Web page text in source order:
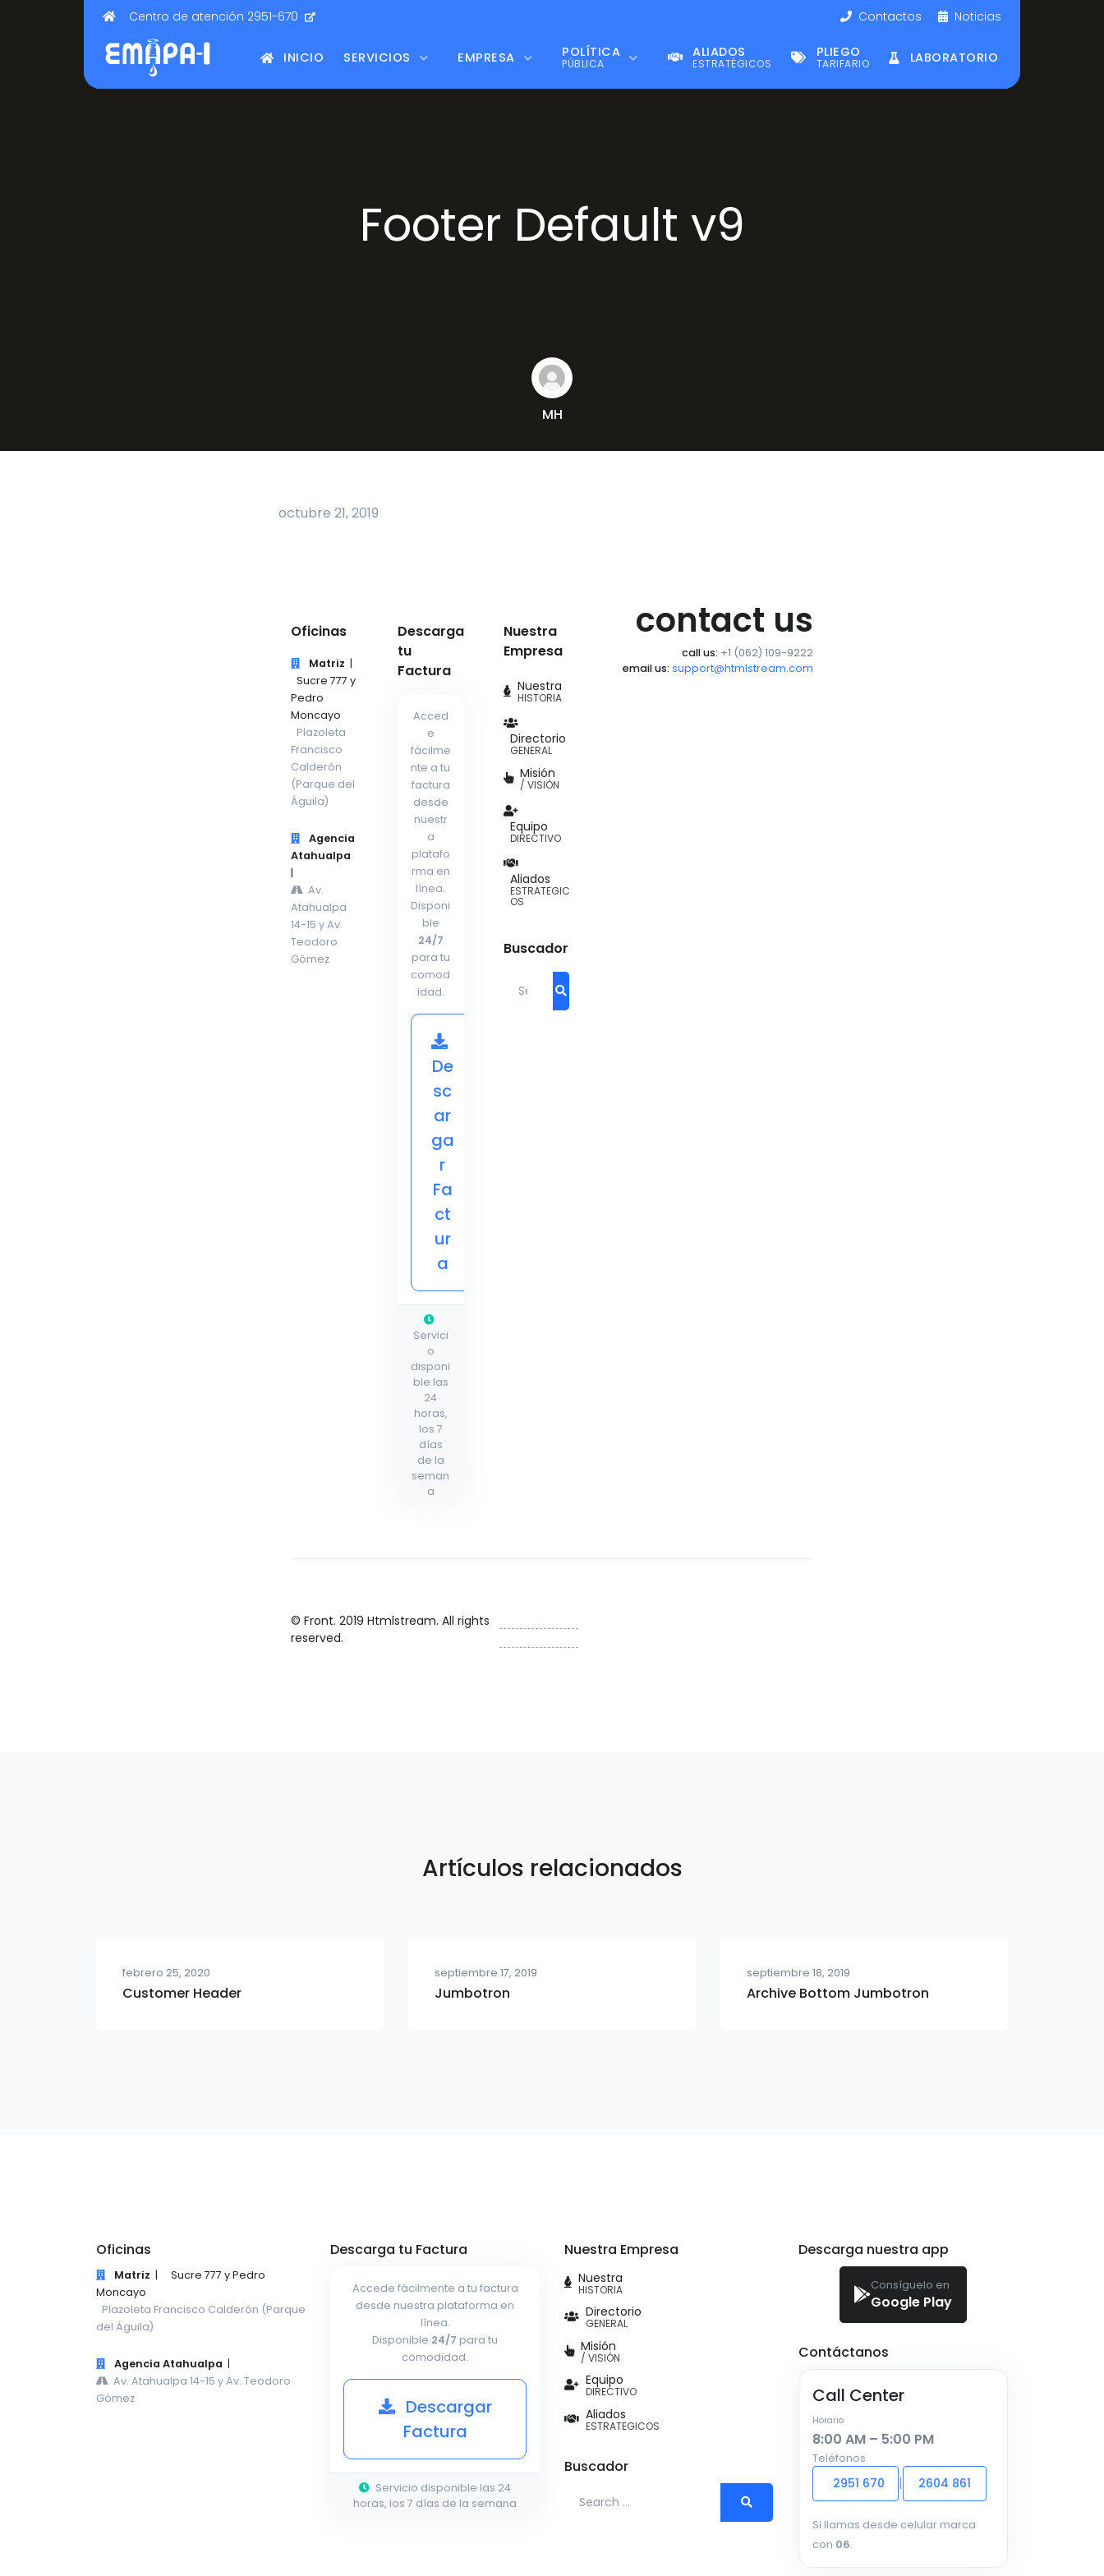
Centro de atención 2951-670 Contactos Noticias
INICIO SERVICIOS EMPRESA POLÍTICA
PÚBLICA
ALIADOS
ESTRATÉGICOS
PLIEGO
TARIFARIO LABORATORIO
Footer Default v9
MH
octubre 21, 2019
Oficinas
Matriz |
Sucre 777 y
Pedro
Moncayo
Plazoleta
Francisco
Calderón
(Parque del
Águila)
Agencia
Atahualpa
|
Av.
Atahualpa
14-15 y Av.
Teodoro
Gómez
Descarga
tu
Factura
Acced
e
fácilme
nte a tu
factura
desde
nuestr
a
platafo
rma en
línea.
Disponi
ble
24/7
para tu
comod
idad.
De
sc
ar
ga
r
Fa
ct
ur
a
Servici
o
disponi
ble las
24
horas,
los 7
días
de la
seman
a
Nuestra
Empresa
Nuestra
HISTORIA
Directorio
GENERAL
Misión
/ VISIÓN
Equipo
DIRECTIVO
Aliados
ESTRATEGIC
OS
Buscador
Search for:
contact us
call us: +1 (062) 109-9222
email us: support@htmlstream.com
© Front. 2019 Htmlstream. All rights
reserved.
Artículos relacionados
febrero 25, 2020
Customer Header
septiembre 17, 2019
Jumbotron
septiembre 18, 2019
Archive Bottom Jumbotron
Oficinas
Matriz |
Sucre 777 y Pedro
Moncayo
Plazoleta Francisco Calderón (Parque
del Águila)
Agencia Atahualpa |
Av. Atahualpa 14-15 y Av. Teodoro
Gómez
Descarga tu Factura
Accede fácilmente a tu factura
desde nuestra plataforma en
línea.
Disponible 24/7 para tu
comodidad.
Descargar
Factura
Servicio disponible las 24
horas, los 7 días de la semana
Nuestra Empresa
Nuestra
HISTORIA
Directorio
GENERAL
Misión
/ VISIÓN
Equipo
DIRECTIVO
Aliados
ESTRATEGICOS
Buscador
Descarga nuestra app
Consíguelo en
Google Play
Contáctanos
Call Center
Horario
8:00 AM – 5:00 PM
Teléfonos
2951 670 | 2604 861
Si llamas desde celular marca
con 06.